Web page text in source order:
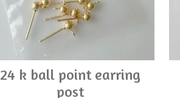
24 k ball point earring
post